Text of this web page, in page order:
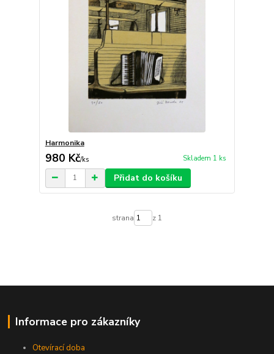
Harmonika
980 Kč/ks Skladem 1 ks
Přidat do košíku
strana z 1
Informace pro zákazníky
Otevírací doba